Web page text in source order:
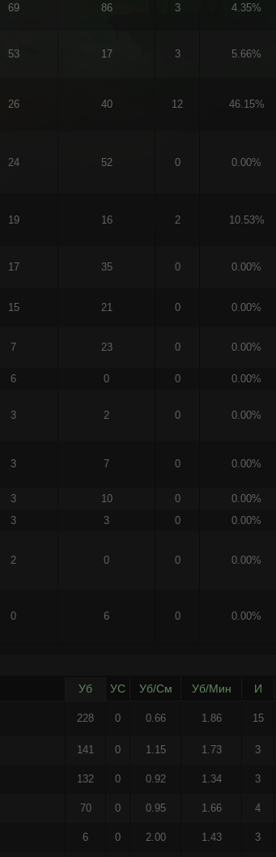
69 86 3 4.35%
53 17 3 5.66%
26 40 12 46.15%
24 52 0 0.00%
19 16 2 10.53%
17 35 0 0.00%
15 21 0 0.00%
7 23 0 0.00%
6 0 0 0.00%
3 2 0 0.00%
3 7 0 0.00%
3 10 0 0.00%
3 3 0 0.00%
2 0 0 0.00%
0 6 0 0.00%
Уб УС Уб/См Уб/Мин И
228 0 0.66 1.86 15
141 0 1.15 1.73 3
132 0 0.92 1.34 3
70 0 0.95 1.66 4
6 0 2.00 1.43 3